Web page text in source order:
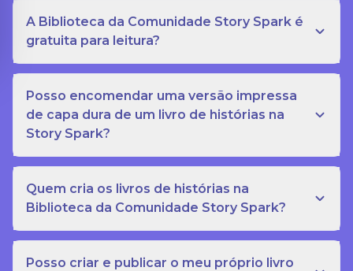
A Biblioteca da Comunidade Story Spark é
gratuita para leitura?
Posso encomendar uma versão impressa
de capa dura de um livro de histórias na
Story Spark?
Quem cria os livros de histórias na
Biblioteca da Comunidade Story Spark?
Posso criar e publicar o meu próprio livro